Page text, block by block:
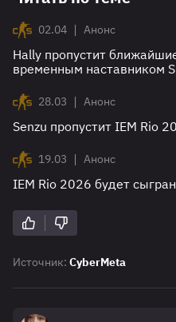
02.04 | Анонс
Hally пропустит
временным наставником
28.03 | Анонс
Senzu пропустит IEM Rio
19.03 | Анонс
IEM Rio 2026 будет
Источник: CyberMeta